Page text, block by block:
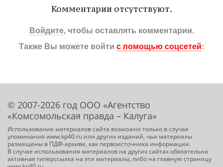
Комментарии отсутствуют.
Войдите, чтобы оставлять комментарии.
Также Вы можете войти с помощью соцсетей:
© 2007-2026 год ООО «Агентство
«Комсомольская правда – Калуга»
Использование материалов сайта возможно только в случае
упоминания www.kp40.ru или других изданий, чьи материалы
размещены в ПДФ-архиве, как первоисточника информации.
В случае использования материалов на других сайтах обязательна
активная гиперссылка на эти материалы, либо на главную страницу